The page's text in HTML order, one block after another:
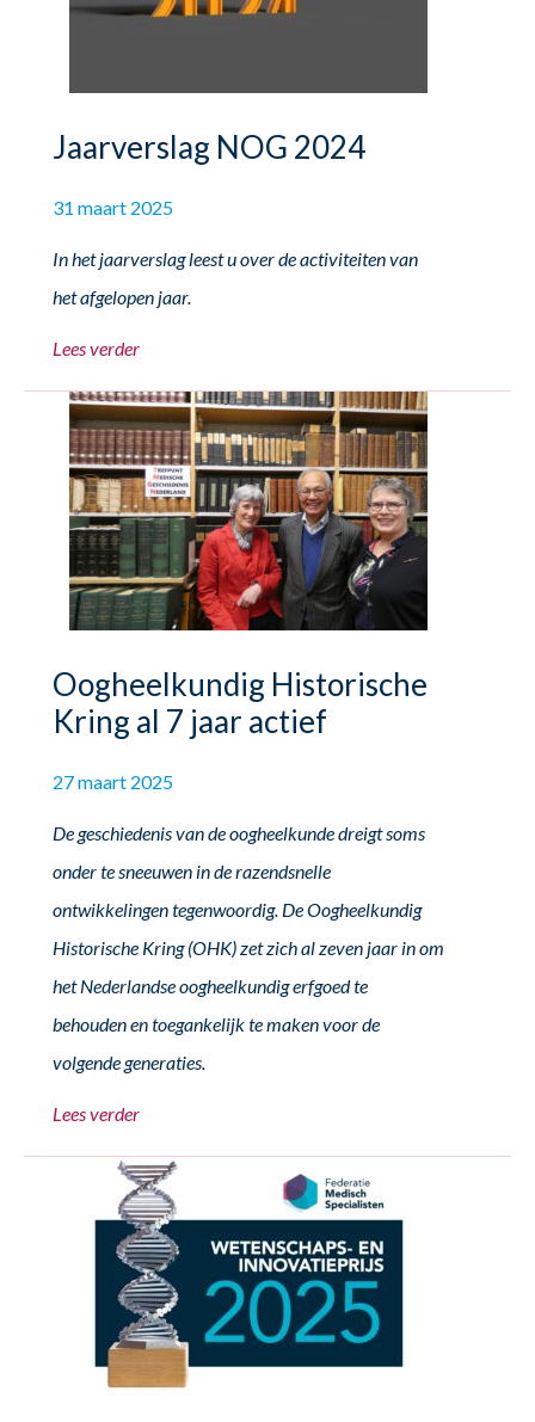
Jaarverslag NOG 2024
31 maart 2025
In het jaarverslag leest u over de activiteiten van
het afgelopen jaar.
Lees verder
Oogheelkundig Historische
Kring al 7 jaar actief
27 maart 2025
De geschiedenis van de oogheelkunde dreigt soms
onder te sneeuwen in de razendsnelle
ontwikkelingen tegenwoordig. De Oogheelkundig
Historische Kring (OHK) zet zich al zeven jaar in om
het Nederlandse oogheelkundig erfgoed te
behouden en toegankelijk te maken voor de
volgende generaties.
Lees verder